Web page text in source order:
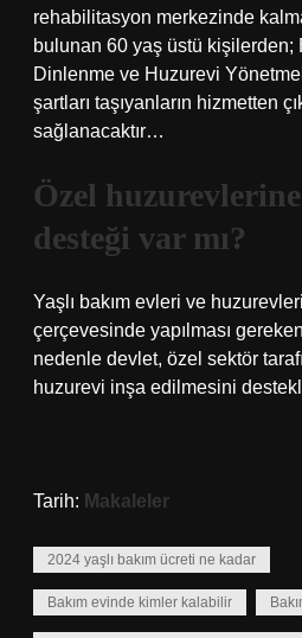
rehabilitasyon merkezinde
bulunan 60 yaş üstü kişilerden;
Dinlenme ve Huzurevi
şartları taşıyanların hizmetten
sağlanacaktır…
Özel
desteği var mı?
Yaşlı bakım evleri ve
çerçevesinde yapılması gereken
nedenle devlet, özel sektör
huzurevi inşa edilmesini
Tarih: Makaleler
2024 yaşlı bakım ücreti ne kadar
Bakım evinde kimler kalabilir